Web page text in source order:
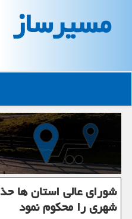
مسیرساز
شورای عالی استان ها
شهری را محكوم نمود